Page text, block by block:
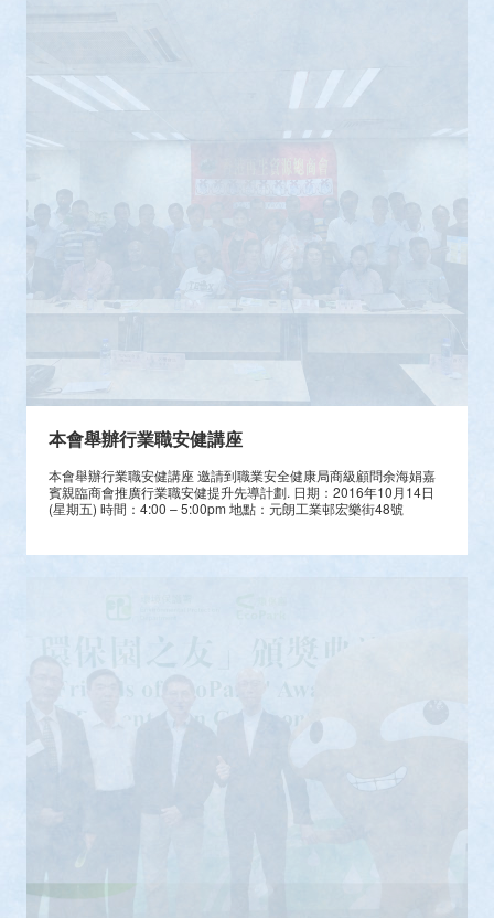
本會舉辦行業職安健講座
本會舉辦行業職安健講座 邀請到職業安全健康局商級顧問余海娟嘉
賓親臨商會推廣行業職安健提升先導計劃. 日期：2016年10月14日
(星期五) 時間：4:00 – 5:00pm 地點：元朗工業邨宏樂街48號